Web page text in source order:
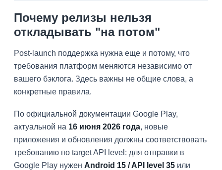
Почему релизы нельзя
откладывать "на потом"
Post-launch поддержка нужна еще и потому, что
требования платформ меняются независимо от
вашего бэклога. Здесь важны не общие слова, а
конкретные правила.
По официальной документации Google Play,
актуальной на 16 июня 2026 года, новые
приложения и обновления должны соответствовать
требованию по target API level: для отправки в
Google Play нужен Android 15 / API level 35 или